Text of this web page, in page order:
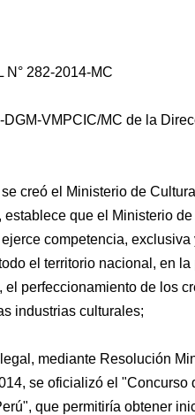
N° 282-2014-MC
VMPCIC/MC de la
creó el Ministerio de
establece que el Ministerio
competencia,
el territorio nacional, en
el perfeccionamiento de los
industrias culturales;
mediante Resolución
se oficializó el "Concurso
que permitiría obtener